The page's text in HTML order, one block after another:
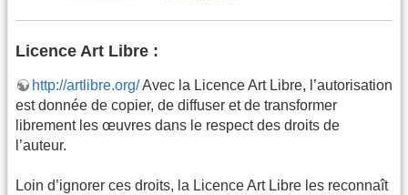
Licence Art Libre :
http://artlibre.org/Avec la Licence Art Libre, l’autorisation
est donnée de copier, de diffuser et de transformer
librement les œuvres dans le respect des droits de
l’auteur.
Loin d’ignorer ces droits, la Licence Art Libre les reconnaît